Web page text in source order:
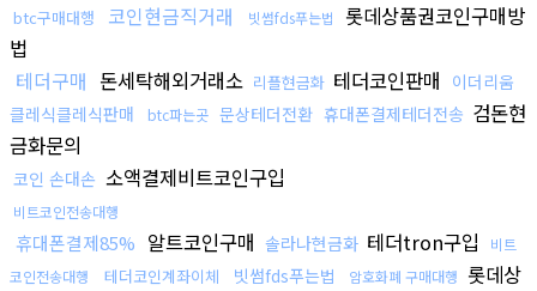
btc구매대행 코인현금직거래 빗썸fds푸는법
롯데상품권코인구매방
법
테더구매 돈세탁해외거래소 리플현금화 테더코인판매 이더리움
클레식클레식판매
btc파는곳 문상테더전환 휴대폰결제테더전송 검돈현
금화문의
코인 손대손 소액결제비트코인구입
비트코인전송대행
휴대폰결제85% 알트코인구매 솔라나현금화 테더tron구입
비트
코인전송대행
테더코인계좌이체 빗썸fds푸는법 암호화폐 구매대행 롯데상